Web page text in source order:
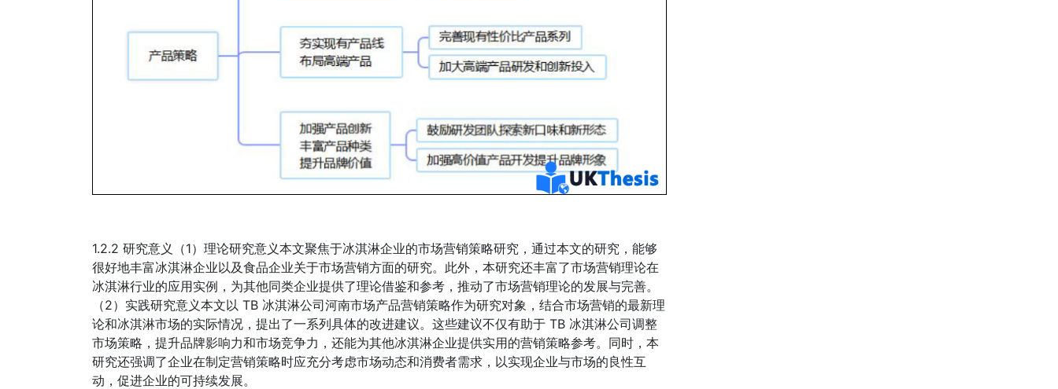
1.2.2 研究意义（1）理论研究意义本文聚焦于冰淇淋企业的市场营销策略研究，通过本文的研究，能够
很好地丰富冰淇淋企业以及食品企业关于市场营销方面的研究。此外，本研究还丰富了市场营销理论在
冰淇淋行业的应用实例，为其他同类企业提供了理论借鉴和参考，推动了市场营销理论的发展与完善。
（2）实践研究意义本文以 TB 冰淇淋公司河南市场产品营销策略作为研究对象，结合市场营销的最新理
论和冰淇淋市场的实际情况，提出了一系列具体的改进建议。这些建议不仅有助于 TB 冰淇淋公司调整
市场策略，提升品牌影响力和市场竞争力，还能为其他冰淇淋企业提供实用的营销策略参考。同时，本
研究还强调了企业在制定营销策略时应充分考虑市场动态和消费者需求，以实现企业与市场的良性互
动，促进企业的可持续发展。